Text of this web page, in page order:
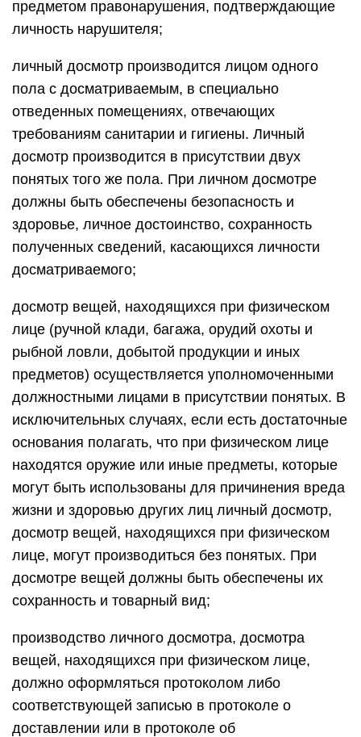
предметом правонарушения, подтверждающие
личность нарушителя;
личный досмотр производится лицом одного
пола с досматриваемым, в специально
отведенных помещениях, отвечающих
требованиям санитарии и гигиены. Личный
досмотр производится в присутствии двух
понятых того же пола. При личном досмотре
должны быть обеспечены безопасность и
здоровье, личное достоинство, сохранность
полученных сведений, касающихся личности
досматриваемого;
досмотр вещей, находящихся при физическом
лице (ручной клади, багажа, орудий охоты и
рыбной ловли, добытой продукции и иных
предметов) осуществляется уполномоченными
должностными лицами в присутствии понятых. В
исключительных случаях, если есть достаточные
основания полагать, что при физическом лице
находятся оружие или иные предметы, которые
могут быть использованы для причинения вреда
жизни и здоровью других лиц личный досмотр,
досмотр вещей, находящихся при физическом
лице, могут производиться без понятых. При
досмотре вещей должны быть обеспечены их
сохранность и товарный вид;
производство личного досмотра, досмотра
вещей, находящихся при физическом лице,
должно оформляться протоколом либо
соответствующей записью в протоколе о
доставлении или в протоколе об